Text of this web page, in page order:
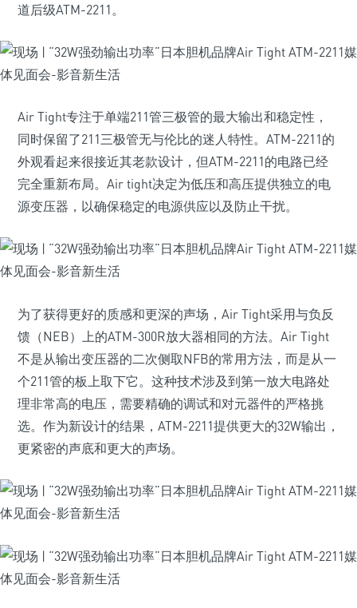
道后级ATM-2211。
Air Tight专注于单端211管三极管的最大输出和稳定性，
同时保留了211三极管无与伦比的迷人特性。ATM-2211的
外观看起来很接近其老款设计，但ATM-2211的电路已经
完全重新布局。Air tight决定为低压和高压提供独立的电
源变压器，以确保稳定的电源供应以及防止干扰。
为了获得更好的质感和更深的声场，Air Tight采用与负反
馈（NEB）上的ATM-300R放大器相同的方法。Air Tight
不是从输出变压器的二次侧取NFB的常用方法，而是从一
个211管的板上取下它。这种技术涉及到第一放大电路处
理非常高的电压，需要精确的调试和对元器件的严格挑
选。作为新设计的结果，ATM-2211提供更大的32W输出，
更紧密的声底和更大的声场。